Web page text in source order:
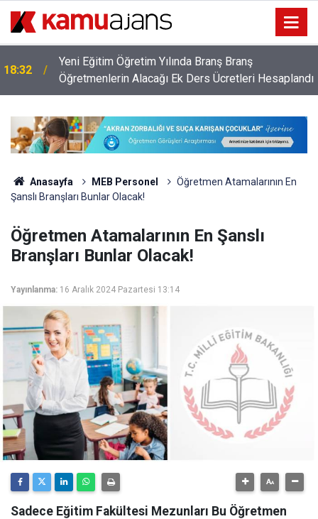
17:28
Öğretmenlerin Özür Grubu İller Arası Yer Değişikliği
Tercih Ekranı Açıldı
Anasayfa MEB Personel
Öğretmen Atamalarının En
Şanslı Branşları Bunlar Olacak!
Öğretmen Atamalarının En Şanslı
Branşları Bunlar Olacak!
Yayınlanma: 16 Aralık 2024 Pazartesi 13:14
Sadece Eğitim Fakültesi Mezunları Bu Öğretmen